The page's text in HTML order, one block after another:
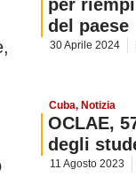
per
del paese
30 Aprile 2024
Cuba, Notizia
OCLAE,
degli
11 Agosto 2023